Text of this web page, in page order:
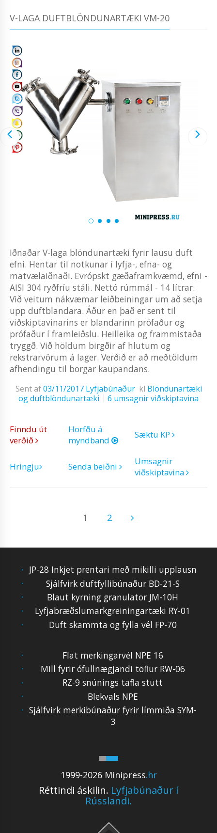
V-LAGA DUFTBLÖNDUNARTÆKI VM-20
Iðnaðar V-laga blöndunartæki fyrir lausu duft
efni. Hentar til notkunar í lyfja-, efna- og
matvælaiðnaði. Evrópskt gæðaframkvæmd, efni -
AISI 304 ryðfríu stáli. Nettó rúmmál - 14 lítrar.
Við veitum nákvæmar leiðbeiningar um að setja
upp duftblandara. Áður en það er sent til
viðskiptavinarins er blandarinn prófaður og
prófaður í framleiðslu. Heilleika og frammistaða
tryggð. Við höldum birgðir af hlutum og
rekstrarvörum á lager. Verðið er að meðtöldum
afhendingu til borgar kaupandans.
Sent af03/11/2017 Lyfjabúnaður kl Blöndunartæki
og duftblöndunartæki
6 umsagnir viðskiptavina
Finndu út
verðið
Horfðu á
myndband
Sæktu KP
Hringju Senda beiðni
Umsagnir
viðskiptavina
1 2
JP-28 Inkjet prentari með mikilli upplausn
Sjálfvirk duftfyllibúnaður BD-21-S
Blaut kyrning granulator JM-10H
Lyfjabræðslumarkgreiningartæki RY-01
Duft skammta og fylla vél FP-70
1999-2026 Minipress.hr
Réttindi áskilin. Lyfjabúnaður í
Rússlandi.
Flat merkingarvél NPE 16
Mill fyrir ófullnægjandi töflur RW-06
RZ-9 snúnings tafla stutt
Blekvals NPE
Sjálfvirk merkibúnaður fyrir límmiða SYM-
3